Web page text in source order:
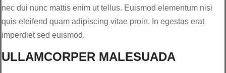
nec dui nunc mattis enim ut tellus. Euismod elementum nisi
quis eleifend quam adipiscing vitae proin. In egestas erat
imperdiet sed euismod.
ULLAMCORPER MALESUADA